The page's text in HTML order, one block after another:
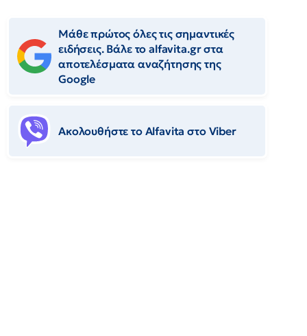
Μάθε πρώτος όλες τις σημαντικές
ειδήσεις. Βάλε το alfavita.gr στα
αποτελέσματα αναζήτησης της
Google
Ακολουθήστε το Αlfavita στο Viber